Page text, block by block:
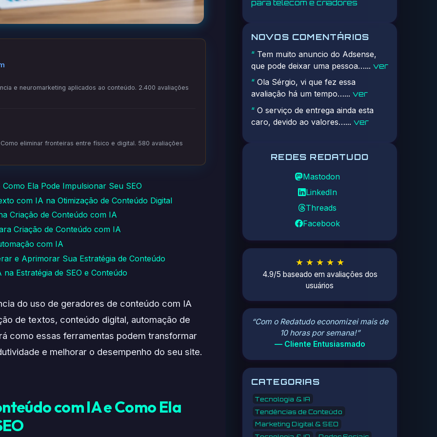
e neuromarketing aplicados ao conteúdo. 2.400 avaliações
eliminar fronteiras entre físico e digital. 580 avaliações
Ela Pode Impulsionar Seu SEO
com IA na Otimização de Conteúdo Digital
Criação de Conteúdo com IA
Criação de Conteúdo com IA
com IA
e Aprimorar Sua Estratégia de Conteúdo
Estratégia de SEO e Conteúdo
do uso de geradores de conteúdo com IA
de textos, conteúdo digital, automação de
como essas ferramentas podem transformar
e melhorar o desempenho do seu site.
com IA e Como Ela
para telecom e criadores
NOVOS COMENTÁRIOS
“Tem muito anuncio do Adsense,
que pode deixar uma pessoa…... ver
“Ola Sérgio, vi que fez essa
avaliação há um tempo…... ver
“O serviço de entrega ainda esta
caro, devido ao valores…... ver
REDES REDATUDO
Mastodon
LinkedIn
Threads
Facebook
★ ★ ★ ★ ★
4.9/5 baseado em avaliações dos
usuários
“Com o Redatudo economizei mais de
10 horas por semana!”
— Cliente Entusiasmado
CATEGORIAS
Tecnologia & IA
Tendências de Conteúdo
Marketing Digital & SEO